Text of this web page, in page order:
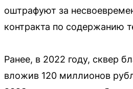
оштрафуют за
контракта по содержанию
Ранее, в 2022 году, сквер
вложив 120 миллионов